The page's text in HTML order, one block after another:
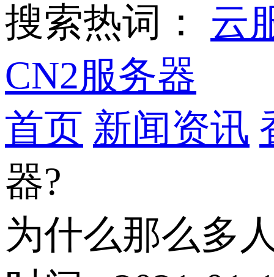
搜索热词： 云
CN2服务器
首页 新闻资讯
器?
为什么那么多